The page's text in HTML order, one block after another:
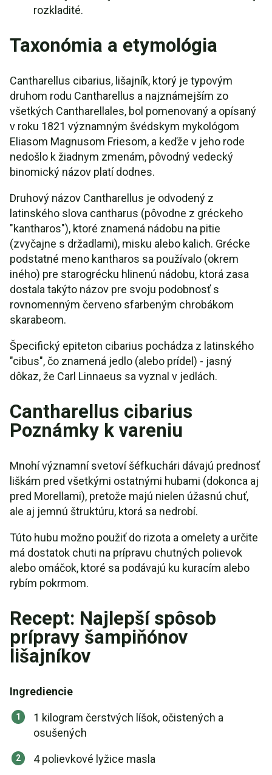
rozkladité.
Taxonómia a etymológia
Cantharellus cibarius, lišajník, ktorý je typovým
druhom rodu Cantharellus a najznámejším zo
všetkých Cantharellales, bol pomenovaný a opísaný
v roku 1821 významným švédskym mykológom
Eliasom Magnusom Friesom, a keďže v jeho rode
nedošlo k žiadnym zmenám, pôvodný vedecký
binomický názov platí dodnes.
Druhový názov Cantharellus je odvodený z
latinského slova cantharus (pôvodne z gréckeho
"kantharos"), ktoré znamená nádobu na pitie
(zvyčajne s držadlami), misku alebo kalich. Grécke
podstatné meno kantharos sa používalo (okrem
iného) pre starogrécku hlinenú nádobu, ktorá zasa
dostala takýto názov pre svoju podobnosť s
rovnomenným červeno sfarbeným chrobákom
skarabeom.
Špecifický epiteton cibarius pochádza z latinského
"cibus", čo znamená jedlo (alebo prídel) - jasný
dôkaz, že Carl Linnaeus sa vyznal v jedlách.
Cantharellus cibarius
Poznámky k vareniu
Mnohí významní svetoví šéfkuchári dávajú prednosť
liškám pred všetkými ostatnými hubami (dokonca aj
pred Morellami), pretože majú nielen úžasnú chuť,
ale aj jemnú štruktúru, ktorá sa nedrobí.
Túto hubu možno použiť do rizota a omelety a určite
má dostatok chuti na prípravu chutných polievok
alebo omáčok, ktoré sa podávajú ku kuracím alebo
rybím pokrmom.
Recept: Najlepší spôsob
prípravy šampiňónov
lišajníkov
Ingrediencie
1 kilogram čerstvých líšok, očistených a
osušených
4 polievkové lyžice masla